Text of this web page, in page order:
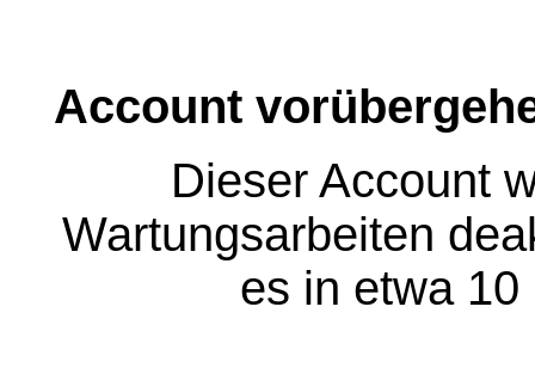
Account
Dieser Account
Wartungsarbeiten
es in etwa